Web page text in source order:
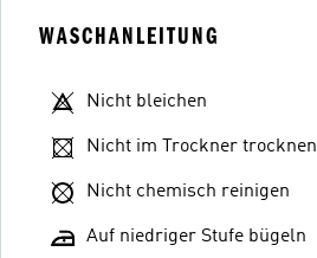
WASCHANLEITUNG
Nicht bleichen
Nicht im Trockner trocknen
Nicht chemisch reinigen
Auf niedriger Stufe bügeln